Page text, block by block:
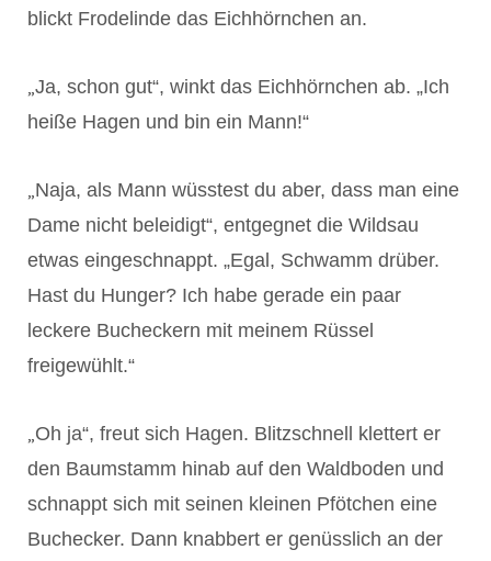
blickt Frodelinde das Eichhörnchen an.
Ja, schon gut“, winkt das Eichhörnchen ab. „Ich
heiße Hagen und bin ein Mann!“
Naja, als Mann wüsstest du aber, dass man eine
Dame nicht beleidigt“, entgegnet die Wildsau
etwas eingeschnappt. „Egal, Schwamm drüber.
Hast du Hunger? Ich habe gerade ein paar
leckere Bucheckern mit meinem Rüssel
freigewühlt.“
Oh ja“, freut sich Hagen. Blitzschnell klettert er
den Baumstamm hinab auf den Waldboden und
schnappt sich mit seinen kleinen Pfötchen eine
Buchecker. Dann knabbert er genüsslich an der